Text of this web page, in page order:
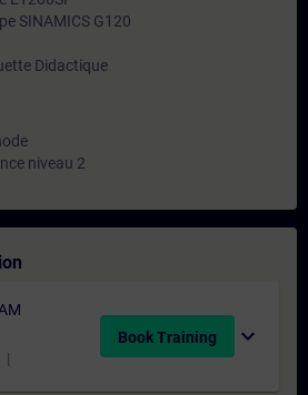
SINAMICS G120
Didactique
niveau 2
Book Training expand_more